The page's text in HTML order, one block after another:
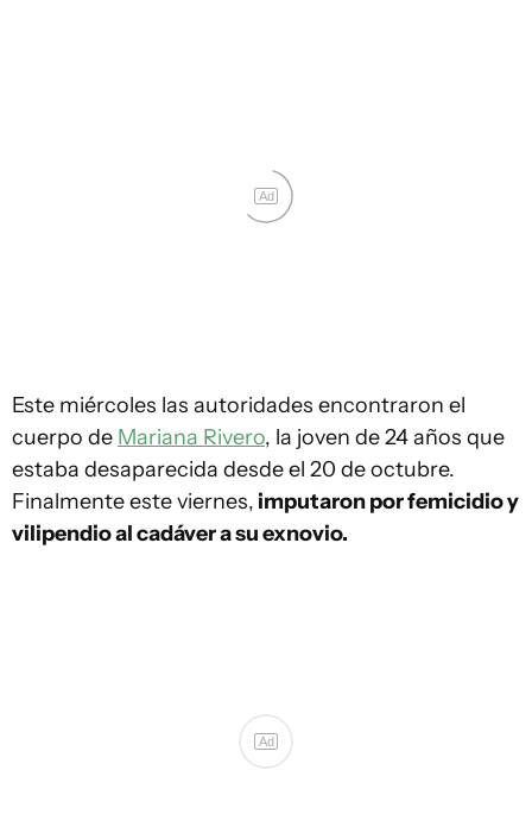
Ad
Este miércoles las autoridades encontraron el
cuerpo de Mariana Rivero, la joven de 24 años que
estaba desaparecida desde el 20 de octubre.
Finalmente este viernes, imputaron por femicidio y
vilipendio al cadáver a su exnovio.
Ad